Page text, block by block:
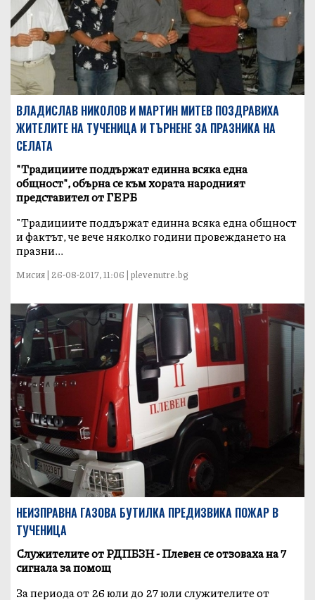
ВЛАДИСЛАВ НИКОЛОВ И МАРТИН МИТЕВ ПОЗДРАВИХА
ЖИТЕЛИТЕ НА ТУЧЕНИЦА И ТЪРНЕНЕ ЗА ПРАЗНИКА НА
СЕЛАТА
"Традициите поддържат единна всяка една
общност", обърна се към хората народният
представител от ГЕРБ
"Традициите поддържат единна всяка една общност
и фактът, че вече няколко години провеждането на
празни...
Мисия | 26-08-2017, 11:06 | plevenutre.bg
НЕИЗПРАВНА ГАЗОВА БУТИЛКА ПРЕДИЗВИКА ПОЖАР В
ТУЧЕНИЦА
Служителите от РДПБЗН - Плевен се отзоваха на 7
сигнала за помощ
За периода от 26 юли до 27 юли служителите от